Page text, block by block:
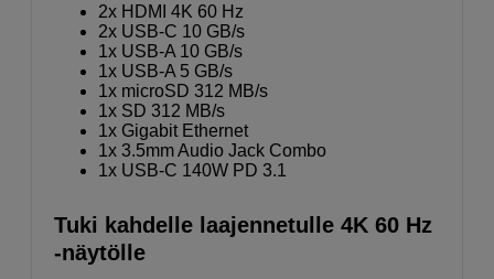
2x HDMI 4K 60 Hz
2x USB-C 10 GB/s
1x USB-A 10 GB/s
1x USB-A 5 GB/s
1x microSD 312 MB/s
1x SD 312 MB/s
1x Gigabit Ethernet
1x 3.5mm Audio Jack Combo
1x USB-C 140W PD 3.1
Tuki kahdelle laajennetulle 4K 60 Hz
-näytölle